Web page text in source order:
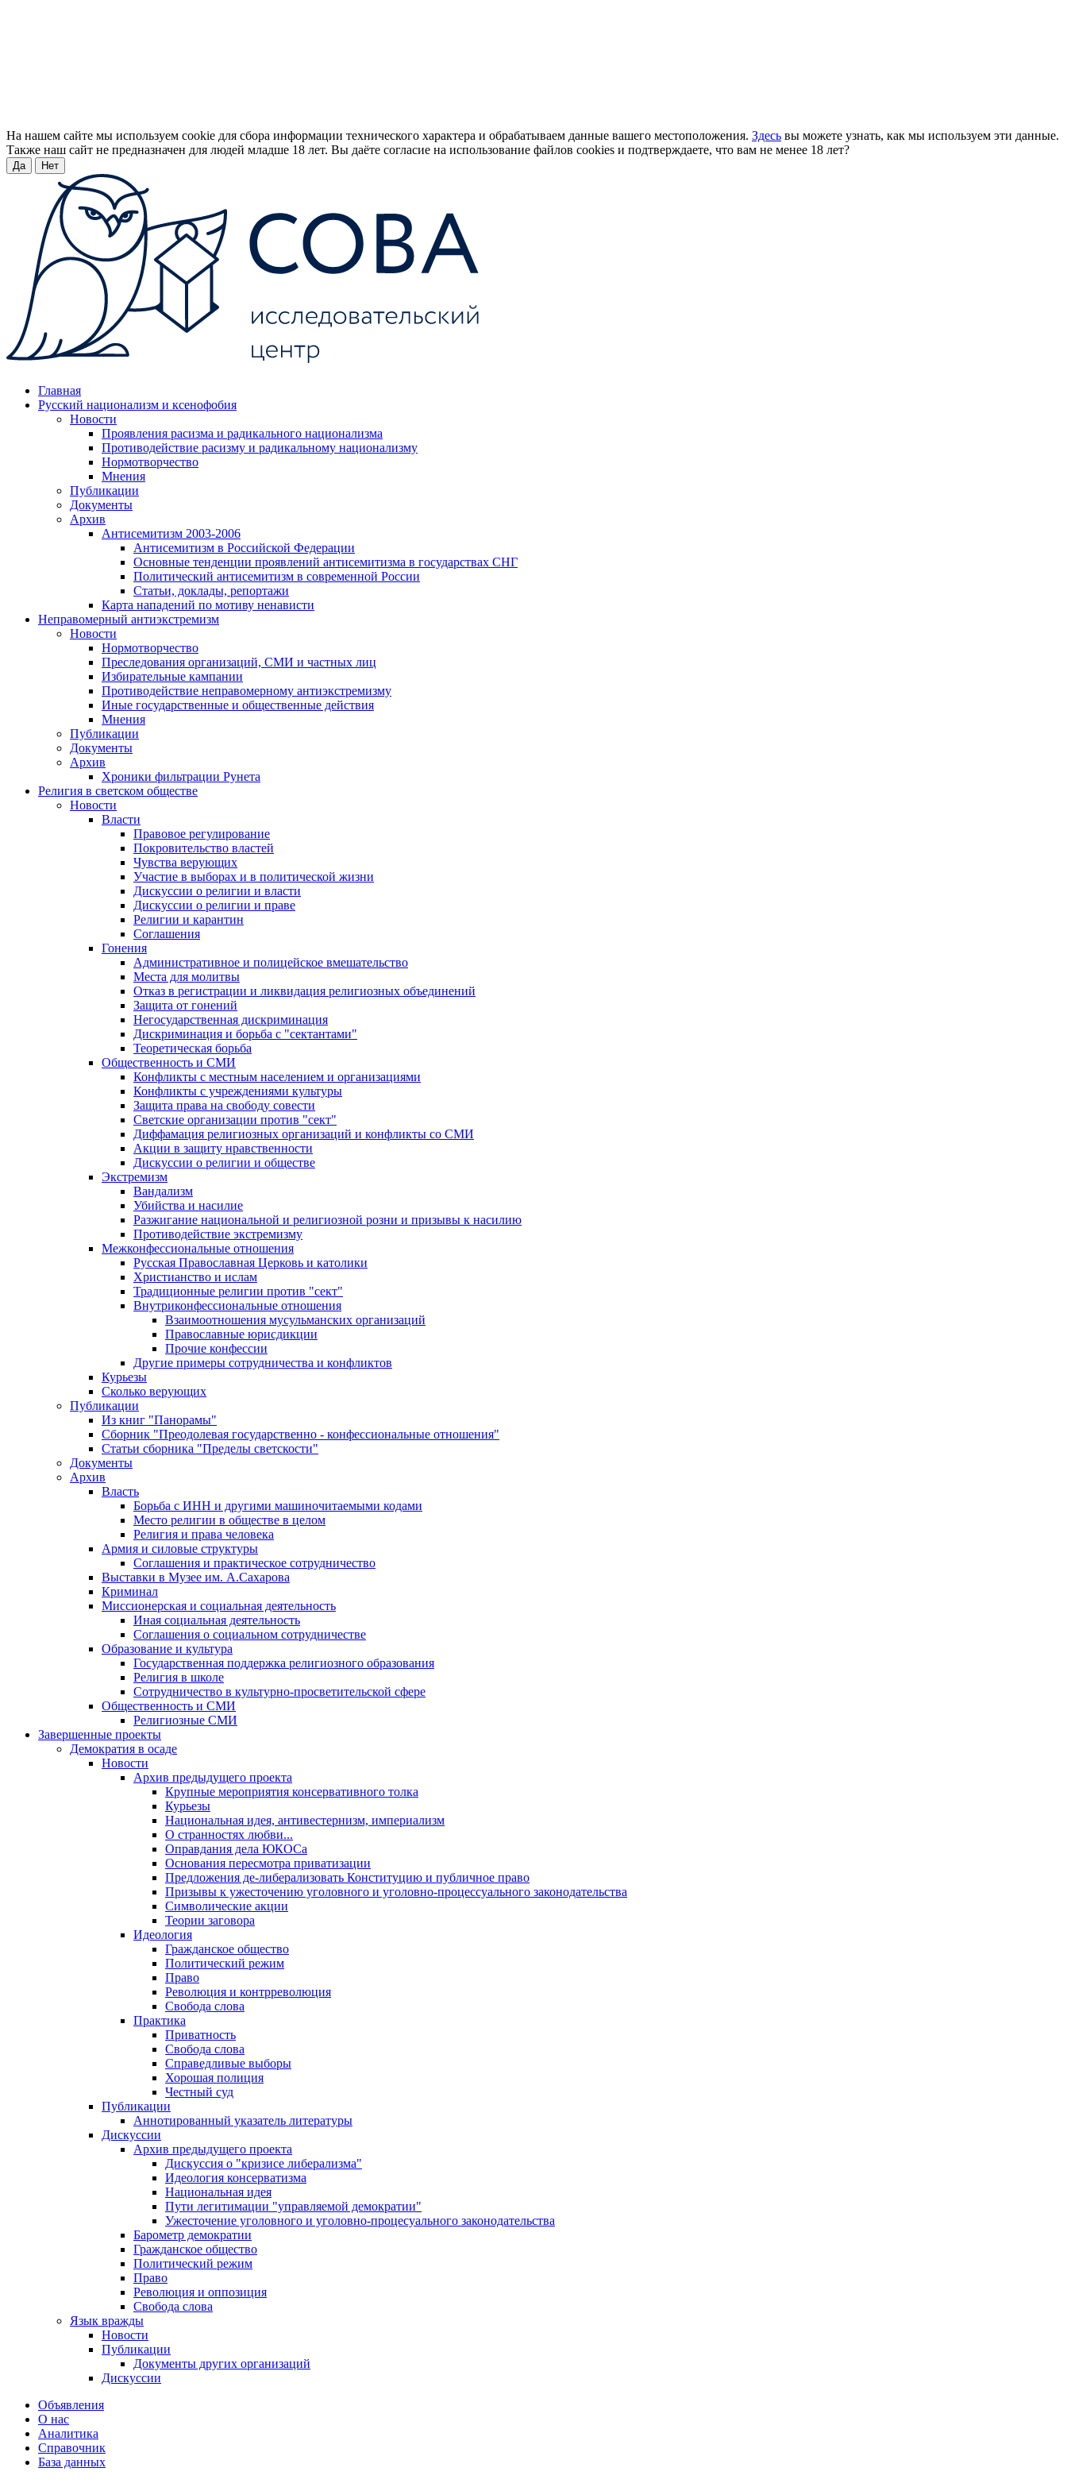
На нашем сайте мы используем cookie для сбора информации технического характера и обрабатываем данные вашего местоположения. Здесь вы можете узнать, как мы используем эти данные.
Также наш сайт не предназначен для людей младше 18 лет. Вы даёте согласие на использование файлов cookies и подтверждаете, что вам не менее 18 лет?
Да Нет
Главная
Русский национализм и ксенофобия
Новости
Проявления расизма и радикального национализма
Противодействие расизму и радикальному национализму
Нормотворчество
Мнения
Публикации
Документы
Архив
Антисемитизм 2003-2006
Антисемитизм в Российской Федерации
Основные тенденции проявлений антисемитизма в государствах СНГ
Политический антисемитизм в современной России
Статьи, доклады, репортажи
Карта нападений по мотиву ненависти
Неправомерный антиэкстремизм
Новости
Нормотворчество
Преследования организаций, СМИ и частных лиц
Избирательные кампании
Противодействие неправомерному антиэкстремизму
Иные государственные и общественные действия
Мнения
Публикации
Документы
Архив
Хроники фильтрации Рунета
Религия в светском обществе
Новости
Власти
Правовое регулирование
Покровительство властей
Чувства верующих
Участие в выборах и в политической жизни
Дискуссии о религии и власти
Дискуссии о религии и праве
Религии и карантин
Соглашения
Гонения
Административное и полицейское вмешательство
Места для молитвы
Отказ в регистрации и ликвидация религиозных объединений
Защита от гонений
Негосударственная дискриминация
Дискриминация и борьба с "сектантами"
Теоретическая борьба
Общественность и СМИ
Конфликты с местным населением и организациями
Конфликты с учреждениями культуры
Защита права на свободу совести
Светские организации против "сект"
Диффамация религиозных организаций и конфликты со СМИ
Акции в защиту нравственности
Дискуссии о религии и обществе
Экстремизм
Вандализм
Убийства и насилие
Разжигание национальной и религиозной розни и призывы к насилию
Противодействие экстремизму
Межконфессиональные отношения
Русская Православная Церковь и католики
Христианство и ислам
Традиционные религии против "сект"
Внутриконфессиональные отношения
Взаимоотношения мусульманских организаций
Православные юрисдикции
Прочие конфессии
Другие примеры сотрудничества и конфликтов
Курьезы
Сколько верующих
Публикации
Из книг "Панорамы"
Сборник "Преодолевая государственно - конфессиональные отношения"
Статьи сборника "Пределы светскости"
Документы
Архив
Власть
Борьба с ИНН и другими машиночитаемыми кодами
Место религии в обществе в целом
Религия и права человека
Армия и силовые структуры
Соглашения и практическое сотрудничество
Выставки в Музее им. А.Сахарова
Криминал
Миссионерская и социальная деятельность
Иная социальная деятельность
Соглашения о социальном сотрудничестве
Образование и культура
Государственная поддержка религиозного образования
Религия в школе
Сотрудничество в культурно-просветительской сфере
Общественность и СМИ
Религиозные СМИ
Завершенные проекты
Демократия в осаде
Новости
Архив предыдущего проекта
Крупные мероприятия консервативного толка
Курьезы
Национальная идея, антивестернизм, империализм
О странностях любви...
Оправдания дела ЮКОСа
Основания пересмотра приватизации
Предложения де-либерализовать Конституцию и публичное право
Призывы к ужесточению уголовного и уголовно-процессуального законодательства
Символические акции
Теории заговора
Идеология
Гражданское общество
Политический режим
Право
Революция и контрреволюция
Свобода слова
Практика
Приватность
Свобода слова
Справедливые выборы
Хорошая полиция
Честный суд
Публикации
Аннотированный указатель литературы
Дискуссии
Архив предыдущего проекта
Дискуссия о "кризисе либерализма"
Идеология консерватизма
Национальная идея
Пути легитимации "управляемой демократии"
Ужесточение уголовного и уголовно-процесуального законодательства
Барометр демократии
Гражданское общество
Политический режим
Право
Революция и оппозиция
Свобода слова
Язык вражды
Новости
Публикации
Документы других организаций
Дискуссии
Объявления
О нас
Аналитика
Справочник
База данных